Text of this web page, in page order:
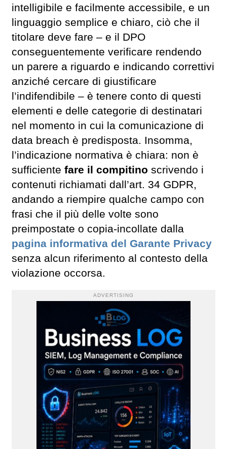
intelligibile e facilmente accessibile, e un
linguaggio semplice e chiaro, ciò che il
titolare deve fare – e il DPO
conseguentemente verificare rendendo
un parere a riguardo e indicando correttivi
anziché cercare di giustificare
l’indifendibile – è tenere conto di questi
elementi e delle categorie di destinatari
nel momento in cui la comunicazione di
data breach è predisposta. Insomma,
l’indicazione normativa è chiara: non è
sufficiente fare il compitino scrivendo i
contenuti richiamati dall’art. 34 GDPR,
andando a riempire qualche campo con
frasi che il più delle volte sono
preimpostate o copia-incollate dalla
pagina informativa del Garante Privacy
senza alcun riferimento al contesto della
violazione occorsa.
ADVERTISING